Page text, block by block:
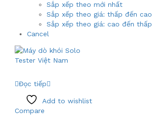
Sắp xếp theo mới nhất
Sắp xếp theo giá: thấp đến cao
Sắp xếp theo giá: cao đến thấp
Cancel
Đọc tiếp
Add to wishlist
Compare